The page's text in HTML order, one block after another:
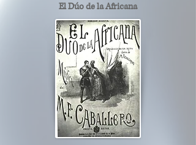
El Dúo de la Africana